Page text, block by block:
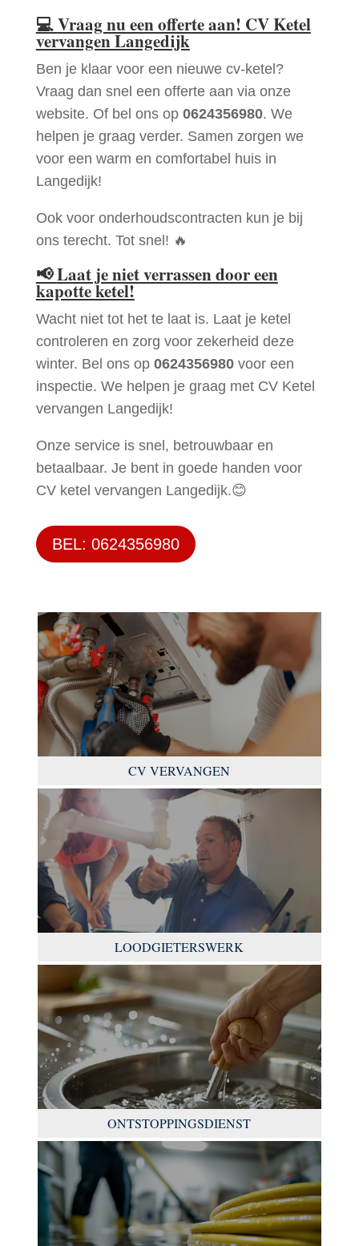
💻Vraag nu een offerte aan! CV Ketel
vervangen Langedijk
Ben je klaar voor een nieuwe cv-ketel?
Vraag dan snel een offerte aan via onze
website. Of bel ons op 0624356980. We
helpen je graag verder. Samen zorgen we
voor een warm en comfortabel huis in
Langedijk!
Ook voor onderhoudscontracten kun je bij
ons terecht. Tot snel! 🔥
📢Laat je niet verrassen door een
kapotte ketel!
Wacht niet tot het te laat is. Laat je ketel
controleren en zorg voor zekerheid deze
winter. Bel ons op 0624356980voor een
inspectie. We helpen je graag met CV Ketel
vervangen Langedijk!
Onze service is snel, betrouwbaar en
betaalbaar. Je bent in goede handen voor
CV ketel vervangen Langedijk.😊
BEL: 0624356980
CV VERVANGEN
LOODGIETERSWERK
ONTSTOPPINGSDIENST